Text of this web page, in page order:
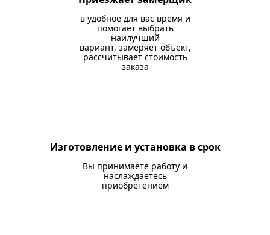
в удобное для вас время и
помогает выбрать
наилучший
вариант, замеряет объект,
рассчитывает стоимость
заказа
Изготовление и установка в срок
Вы принимаете работу и
наслаждаетесь
приобретением